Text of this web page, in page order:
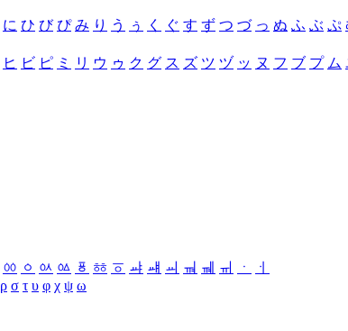
に ひ び ぴ み り う ぅ く ぐ す ず つ づ っ ぬ ふ ぶ ぷ
ヒ ビ ピ ミ リ ウ ゥ ク グ ス ズ ツ ヅ ッ ヌ フ ブ プ ム
ㆀ ㆁ ㆂ ㆃ ㆄ ㆅ ㆆ ㆇ ㆈ ㆉ ㆊ ㆋ ㆌ ㆍ
ㆎ
ρ σ τ υ φ χ ψ ω